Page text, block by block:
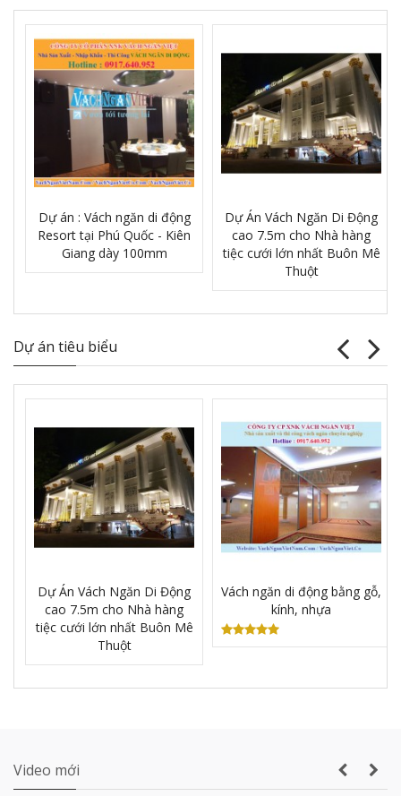
Dự án : Vách ngăn di động
Resort tại Phú Quốc - Kiên
Giang dày 100mm
Dự Án Vách Ngăn Di Động
cao 7.5m cho Nhà hàng
tiệc cưới lớn nhất Buôn Mê
Thuột
Dự án tiêu biểu
Dự Án Vách Ngăn Di Động
cao 7.5m cho Nhà hàng
tiệc cưới lớn nhất Buôn Mê
Thuột
Vách ngăn di động bằng gỗ,
kính, nhựa
Video mới
Vách ngăn vệ sinh tấm Compact Laminate
Composite giá rẻ TPHCM
Sản xuất VÁCH NGĂN DI ĐỘNG nhà hàng
tiệc cưới lớn nhất Gia Lai